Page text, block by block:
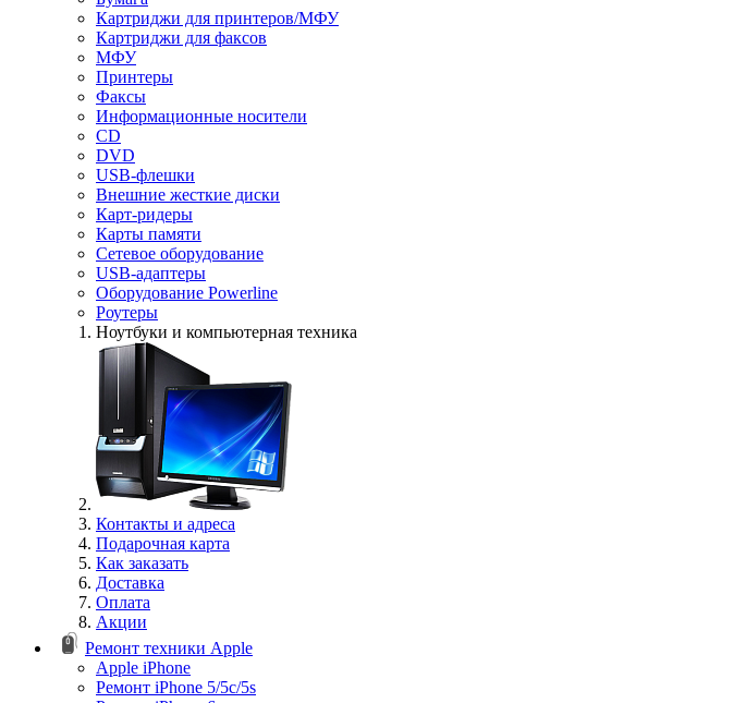
Картриджи для принтеров/МФУ
Картриджи для факсов
МФУ
Принтеры
Факсы
Информационные носители
CD
DVD
USB-флешки
Внешние жесткие диски
Карт-ридеры
Карты памяти
Сетевое оборудование
USB-адаптеры
Оборудование Powerline
Роутеры
Ноутбуки и компьютерная техника
Контакты и адреса
Подарочная карта
Как заказать
Доставка
Оплата
Акции
Ремонт техники Apple
Apple iPhone
Ремонт iPhone 5/5c/5s